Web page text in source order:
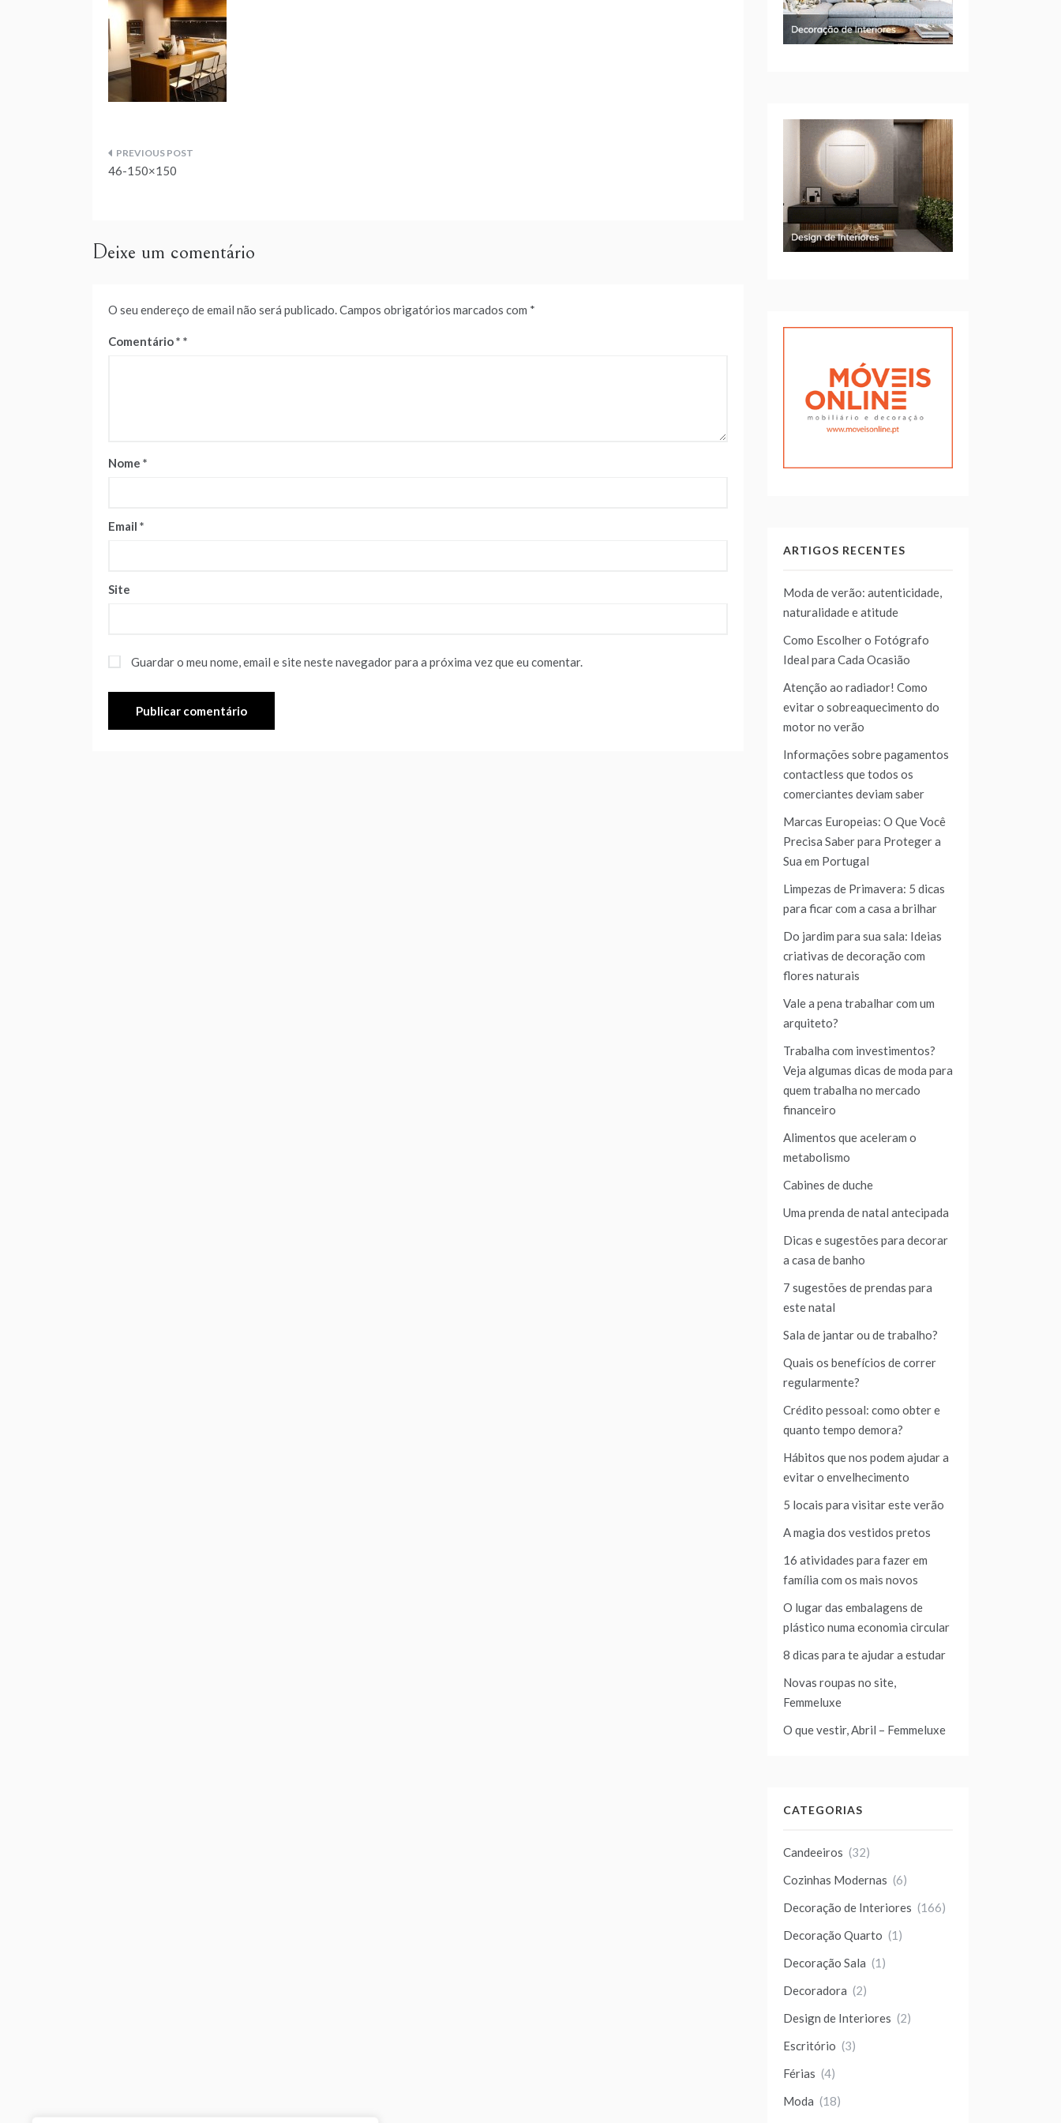
Navegação
46-150×150
Deixe um comentário
O seu endereço de email não será publicado.Campos obrigatórios marcados com *
Comentário*
Nome *
Email *
Site
Guardar o meu nome, email e site neste navegador para a próxima vez que eu comentar.
ARTIGOS RECENTES
Moda de verão: autenticidade,
naturalidade e atitude
Como Escolher o Fotógrafo
Ideal para Cada Ocasião
Atenção ao radiador! Como
evitar o sobreaquecimento do
motor no verão
Informações sobre pagamentos
contactless que todos os
comerciantes deviam saber
Marcas Europeias: O Que Você
Precisa Saber para Proteger a
Sua em Portugal
Limpezas de Primavera: 5 dicas
para ficar com a casa a brilhar
Do jardim para sua sala: Ideias
criativas de decoração com
flores naturais
Vale a pena trabalhar com um
arquiteto?
Trabalha com investimentos?
Veja algumas dicas de moda para
quem trabalha no mercado
financeiro
Alimentos que aceleram o
metabolismo
Cabines de duche
Uma prenda de natal antecipada
Dicas e sugestões para decorar
a casa de banho
7 sugestões de prendas para
este natal
Sala de jantar ou de trabalho?
Quais os benefícios de correr
regularmente?
Crédito pessoal: como obter e
quanto tempo demora?
Hábitos que nos podem ajudar a
evitar o envelhecimento
5 locais para visitar este verão
A magia dos vestidos pretos
16 atividades para fazer em
família com os mais novos
O lugar das embalagens de
plástico numa economia circular
8 dicas para te ajudar a estudar
Novas roupas no site,
Femmeluxe
O que vestir, Abril – Femmeluxe
CATEGORIAS
Candeeiros (32)
Cozinhas Modernas (6)
Decoração de Interiores (166)
Decoração Quarto (1)
Decoração Sala (1)
Decoradora (2)
Design de Interiores (2)
Escritório (3)
Férias (4)
Moda (18)